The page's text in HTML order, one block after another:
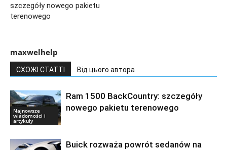
szczegóły nowego pakietu
terenowego
maxwelhelp
СХОЖІ СТАТТІ Від цього автора
Najnowsze
wiadomości i
artykuły
Ram 1500 BackCountry: szczegóły
nowego pakietu terenowego
Buick rozważa powrót sedanów na